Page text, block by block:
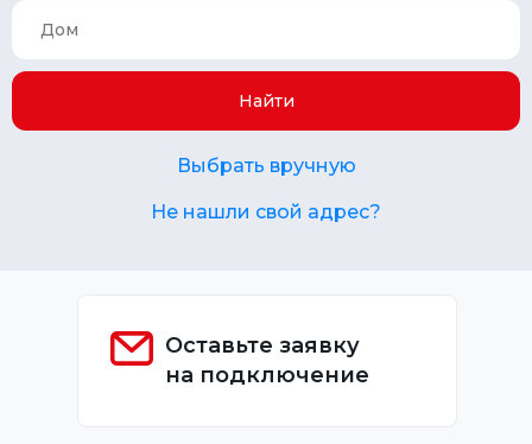
Найти
Выбрать вручную
Не нашли свой адрес?
Оставьте заявку
на подключение